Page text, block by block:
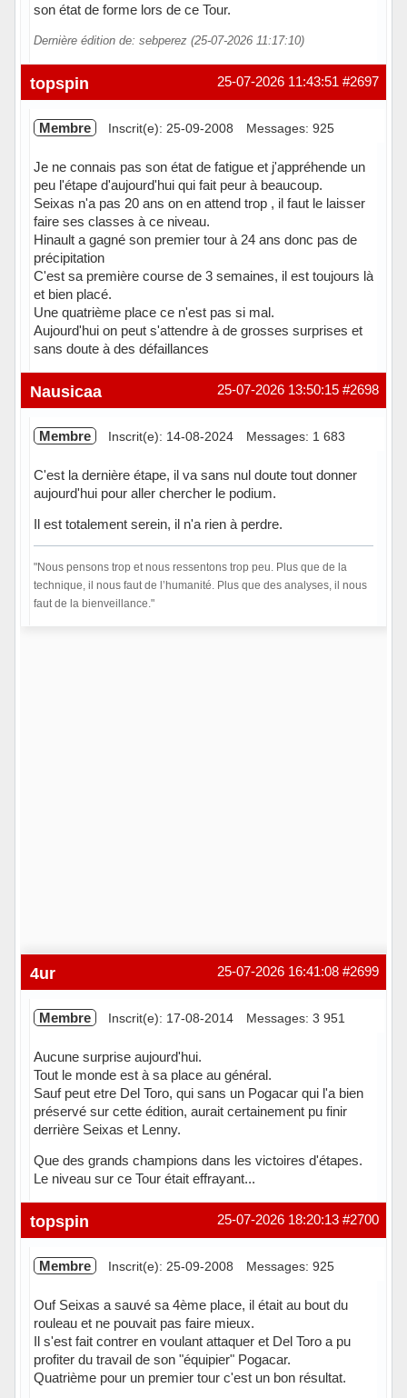
son état de forme lors de ce Tour.
Dernière édition de: sebperez (25-07-2026 11:17:10)
Hors ligne #2697
25-07-2026 11:43:51
topspin
Membre Inscrit(e): 25-09-2008 Messages: 925
Je ne connais pas son état de fatigue et j'appréhende un
peu l'étape d'aujourd'hui qui fait peur à beaucoup.
Seixas n'a pas 20 ans on en attend trop , il faut le laisser
faire ses classes à ce niveau.
Hinault a gagné son premier tour à 24 ans donc pas de
précipitation
C'est sa première course de 3 semaines, il est toujours là
et bien placé.
Une quatrième place ce n'est pas si mal.
Aujourd'hui on peut s'attendre à de grosses surprises et
sans doute à des défaillances
Hors ligne #2698
25-07-2026 13:50:15
Nausicaa
Membre Inscrit(e): 14-08-2024 Messages: 1 683
C'est la dernière étape, il va sans nul doute tout donner
aujourd'hui pour aller chercher le podium.
Il est totalement serein, il n'a rien à perdre.
"Nous pensons trop et nous ressentons trop peu. Plus que de la
technique, il nous faut de l’humanité. Plus que des analyses, il nous
faut de la bienveillance."
#2699
25-07-2026 16:41:08
4ur
Membre Inscrit(e): 17-08-2014 Messages: 3 951
Aucune surprise aujourd'hui.
Tout le monde est à sa place au général.
Sauf peut etre Del Toro, qui sans un Pogacar qui l'a bien
préservé sur cette édition, aurait certainement pu finir
derrière Seixas et Lenny.
Que des grands champions dans les victoires d'étapes.
Le niveau sur ce Tour était effrayant...
Hors ligne #2700
25-07-2026 18:20:13
topspin
Membre Inscrit(e): 25-09-2008 Messages: 925
Ouf Seixas a sauvé sa 4ème place, il était au bout du
rouleau et ne pouvait pas faire mieux.
Il s'est fait contrer en voulant attaquer et Del Toro a pu
profiter du travail de son "équipier" Pogacar.
Quatrième pour un premier tour c'est un bon résultat.